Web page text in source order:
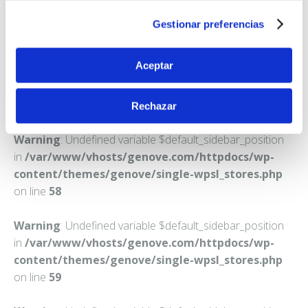
Gestionar preferencias
Aceptar
Rechazar
Warning: Undefined variable $default_sidebar_position
in /var/www/vhosts/genove.com/httpdocs/wp-
content/themes/genove/single-wpsl_stores.php
on line 58
Warning: Undefined variable $default_sidebar_position
in /var/www/vhosts/genove.com/httpdocs/wp-
content/themes/genove/single-wpsl_stores.php
on line 59